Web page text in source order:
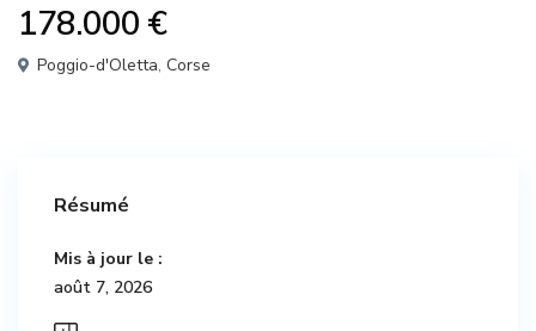
178.000 €
Poggio-d'Oletta, Corse
Résumé
Mis à jour le :
août 7, 2026